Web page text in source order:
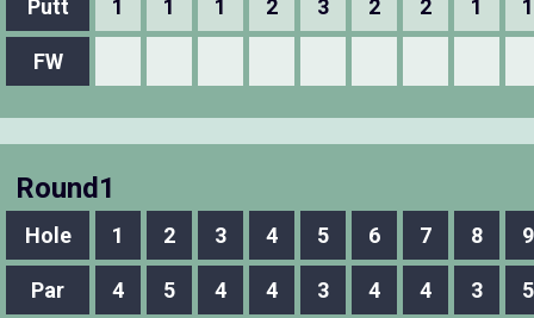
Putt 1 1 1 2 3 2 2 1 1
FW
Round1
Hole 1 2 3 4 5 6 7 8 9
Par 4 5 4 4 3 4 4 3 5